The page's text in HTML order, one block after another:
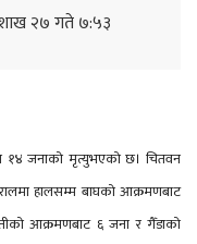
२७ गते ७:५३
१४ जनाको मृत्युभएको छ। चितवन
हालसम्म बाघको आक्रमणबाट
आक्रमणबाट ६ जना र गैँडाको